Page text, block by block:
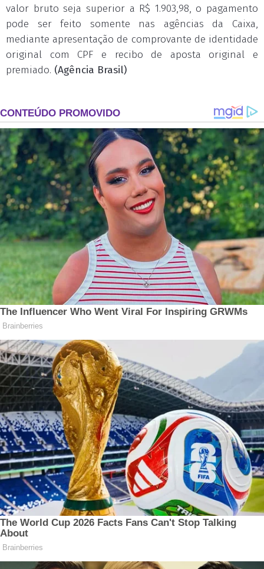
valor bruto seja superior a R$ 1.903,98, o pagamento
pode ser feito somente nas agências da Caixa,
mediante apresentação de comprovante de identidade
original com CPF e recibo de aposta original e
premiado. (Agência Brasil)